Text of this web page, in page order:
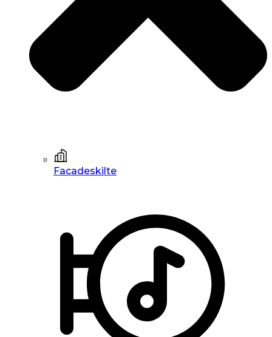
Facadeskilte